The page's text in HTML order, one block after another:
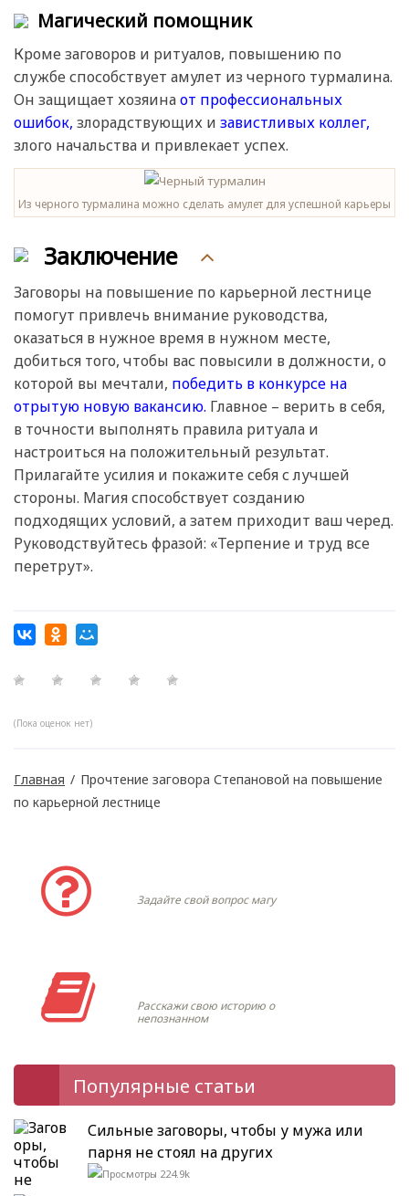
Магический помощник
Кроме заговоров и ритуалов, повышению по
службе способствует амулет из черного турмалина.
Он защищает хозяинаот профессиональных
ошибок, злорадствующих и завистливых коллег,
злого начальства и привлекает успех.
Из черного турмалина можно сделать амулет для успешной карьеры
Заключение
Заговоры на повышение по карьерной лестнице
помогут привлечь внимание руководства,
оказаться в нужное время в нужном месте,
добиться того, чтобы вас повысили в должности, о
которой вы мечтали, победить в конкурсе на
отрытую новую вакансию. Главное – верить в себя,
в точности выполнять правила ритуала и
настроиться на положительный результат.
Прилагайте усилия и покажите себя с лучшей
стороны. Магия способствует созданию
подходящих условий, а затем приходит ваш черед.
Руководствуйтесь фразой: «Терпение и труд все
перетрут».
(Пока оценок нет)
Главная / Прочтение заговора Степановой на повышение
по карьерной лестнице
Задайте свой вопрос магу
Расскажи свою историю о
непознанном
Популярные статьи
Сильные заговоры, чтобы у мужа или
парня не стоял на других
224.9k